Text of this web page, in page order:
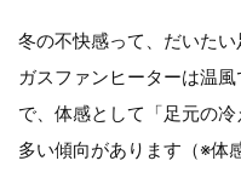
冬の不快感って、だいたい
ガスファンヒーターは温
で、体感として「足元の
多い傾向があります（※体